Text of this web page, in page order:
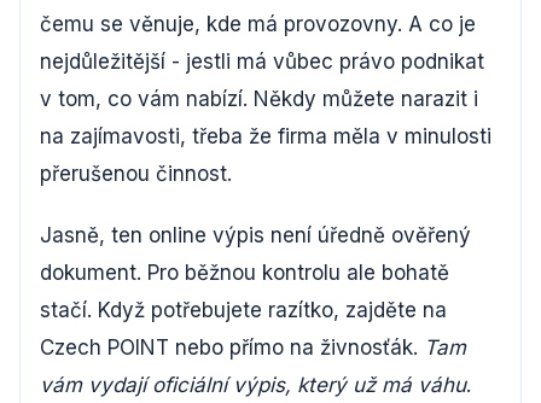
čemu se věnuje, kde má provozovny. A co je
nejdůležitější - jestli má vůbec právo podnikat
v tom, co vám nabízí. Někdy můžete narazit i
na zajímavosti, třeba že firma měla v minulosti
přerušenou činnost.
Jasně, ten online výpis není úředně ověřený
dokument. Pro běžnou kontrolu ale bohatě
stačí. Když potřebujete razítko, zajděte na
Czech POINT nebo přímo na živnosťák. Tam
vám vydají oficiální výpis, který už má váhu.